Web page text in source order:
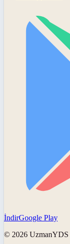
İndirGoogle Play
© 2026 UzmanYDS